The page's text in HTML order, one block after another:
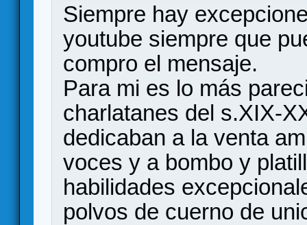
Siempre hay
youtube siempre que
compro el mensaje.
Para mi es lo más
charlatanes del s.XIX-
dedicaban a la venta
voces y a bombo y
habilidades
polvos de cuerno de